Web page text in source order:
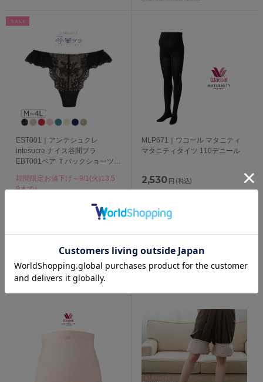
SALE
EST001｜アンテシュクレ
intesucre ナイス谷間ブラ
EBT001ペア Ｔバックショーツ
期間限定お値下げ～9/1(火)13:5
9まで♪
MLP671｜ワコール マタニティ
マタニティタイツ 110デニール
2,530 円 (税込)
115